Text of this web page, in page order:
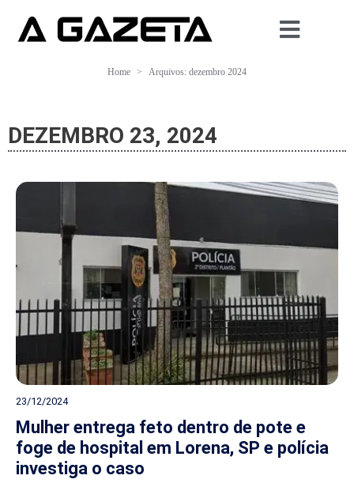
Home Arquivos: dezembro 2024
DEZEMBRO 23, 2024
23/12/2024
Mulher entrega feto dentro de pote e
foge de hospital em Lorena, SP e polícia
investiga o caso